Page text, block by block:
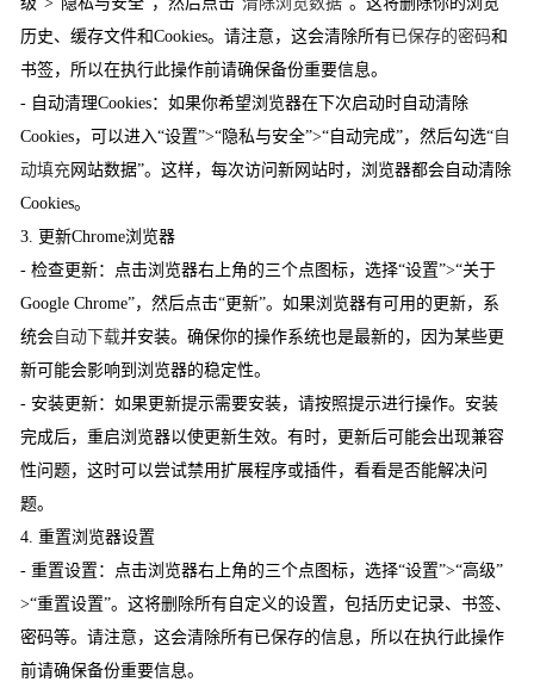
历史、缓存文件和Cookies。请注意，这会清除所有已保存的密码和
书签，所以在执行此操作前请确保备份重要信息。
- 自动清理Cookies：如果你希望浏览器在下次启动时自动清除
Cookies，可以进入“设置”>“隐私与安全”>“自动完成”，然后勾选“ 自
动填充网站数据”。这样，每次访问新网站时，浏览器都会自动清除
Cookies。
3. 更新Chrome浏览器
- 检查更新：点击浏览器右上角的三个点图标，选择“设置”>“关于
Google Chrome”，然后点击“更新”。如果浏览器有可用的更新，系
统会 自动下载并安装。确保你的操作系统也是最新的，因为某些更
新可能会影响到浏览器的稳定性。
- 安装更新：如果更新提示需要安装，请按照提示进行操作。安装
完成后，重启浏览器以使更新生效。有时，更新后可能会出现兼容
性问题，这时可以尝试禁用扩展程序或插件，看看是否能解决问
题。
4. 重置浏览器设置
- 重置设置：点击浏览器右上角的三个点图标，选择“设置”>“高级”
>“重置设置”。这将删除所有自定义的设置，包括历史记录、书签、
密码等。请注意，这会清除所有已保存的信息，所以在执行此操作
前请确保备份重要信息。